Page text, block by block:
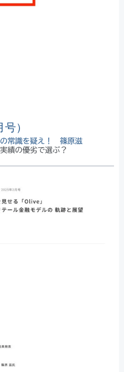
）
の常識を疑え！ 篠原滋
績の優劣で選ぶ？